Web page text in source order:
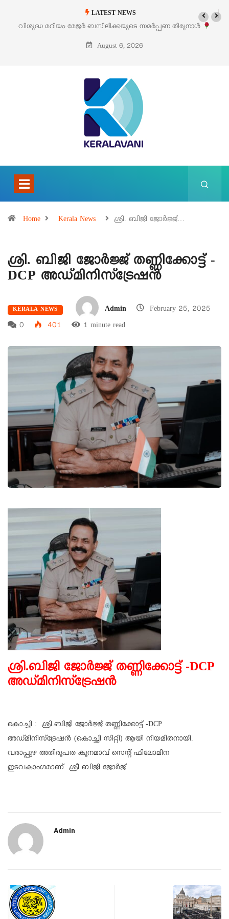
LATEST NEWS
മറിയം മേജർ ബസിലിക്കയുടെ സമർപ്പണ തിരുനാൾ
ഓഗസ്റ്റ് 5 –
August 6, 2026
Home Kerala News ശ്രി. ബിജി ജോർജ്ജ്…
ശ്രി. ബിജി ജോർജ്ജ് തണ്ണിക്കോട്ട് -
DCP അഡ്മിനിസ്ട്രേഷൻ
KERALA NEWS Admin
February 25, 2025
0
401 1 minute read
ശ്രി.ബിജി ജോർജ്ജ് തണ്ണിക്കോട്ട് -DCP
അഡ്മിനിസ്ട്രേഷൻ
കൊച്ചി : ശ്രി.ബിജി ജോർജ്ജ് തണ്ണിക്കോട്ട് -DCP
അഡ്മിനിസ്ട്രേഷൻ (കൊച്ചി സിറ്റി) ആയി നിയമിതനായി.
വരാപ്പുഴ അതിരൂപത കൂനമാവ് സെന്റ് ഫിലോമിന
ഇടവകാംഗമാണ് ശ്രീ ബിജി ജോർജ്
Admin